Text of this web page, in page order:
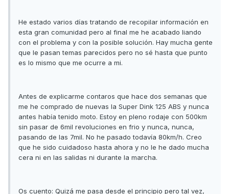
He estado varios días tratando de recopilar información en
esta gran comunidad pero al final me he acabado liando
con el problema y con la posible solución. Hay mucha gente
que le pasan temas parecidos pero no sé hasta que punto
es lo mismo que me ocurre a mi.
Antes de explicarme contaros que hace dos semanas que
me he comprado de nuevas la Super Dink 125 ABS y nunca
antes había tenido moto. Estoy en pleno rodaje con 500km
sin pasar de 6mil revoluciones en frio y nunca, nunca,
pasando de las 7mil. No he pasado todavía 80km/h. Creo
que he sido cuidadoso hasta ahora y no le he dado mucha
cera ni en las salidas ni durante la marcha.
Os cuento: Quizá me pasa desde el principio pero tal vez,